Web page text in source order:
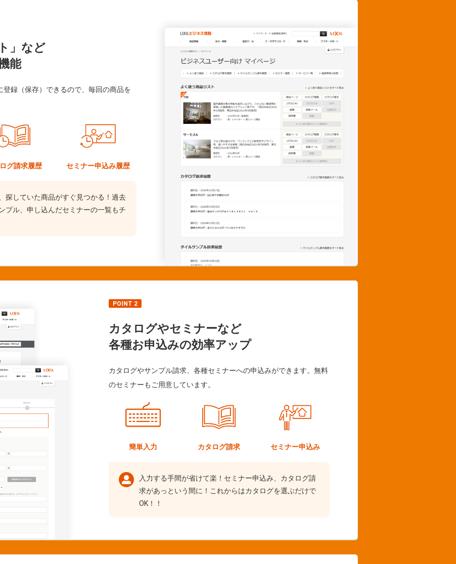
」など
能
録（保存）できるので、毎回の商品を
グ請求履歴 セミナー申込み履歴
探していた商品がすぐ見つかる！過去
プル、申し込んだセミナーの一覧もチ
POINT 2
カタログやセミナーなど
各種お申込みの効率アップ
カタログやサンプル請求、各種セミナーへの申込みができます。無料
のセミナーもご用意しています。
簡単入力 カタログ請求 セミナー申込み
入力する手間が省けて楽！セミナー申込み、カタログ請
求があっという間に！これからはカタログを選ぶだけで
OK！！